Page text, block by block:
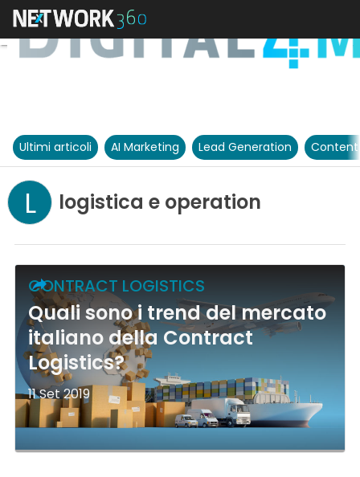
Ultimi articoli AI Marketing Lead Generation
L logistica e operation
CONTRACT LOGISTICS
Quali sono i trend del mercato
italiano della Contract
Logistics?
11 Set 2019